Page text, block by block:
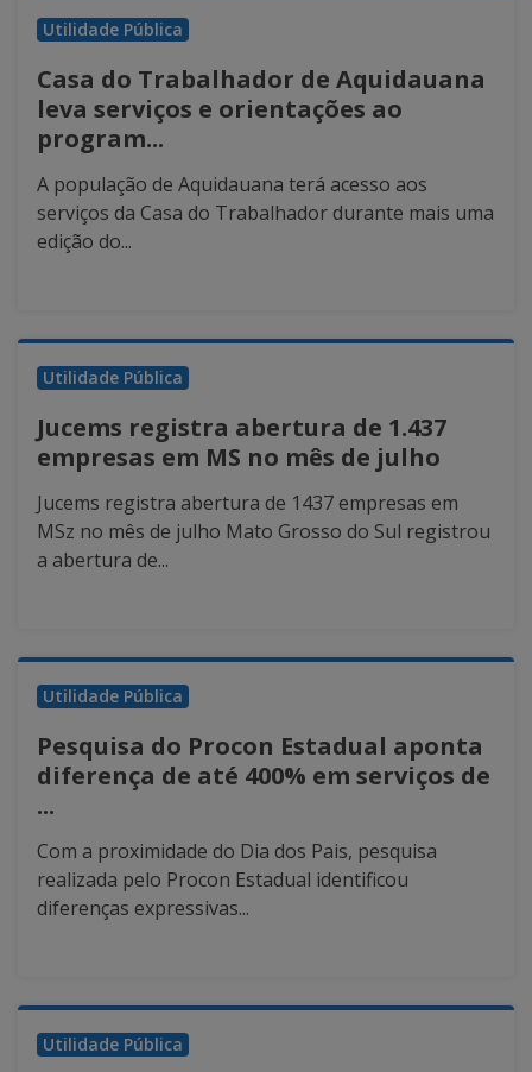
Utilidade Pública
Casa do Trabalhador de Aquidauana
leva serviços e orientações ao
program...
A população de Aquidauana terá acesso aos
serviços da Casa do Trabalhador durante mais uma
edição do...
Utilidade Pública
Jucems registra abertura de 1.437
empresas em MS no mês de julho
Jucems registra abertura de 1437 empresas em
MSz no mês de julho Mato Grosso do Sul registrou
a abertura de...
Utilidade Pública
Pesquisa do Procon Estadual aponta
diferença de até 400% em serviços de
...
Com a proximidade do Dia dos Pais, pesquisa
realizada pelo Procon Estadual identificou
diferenças expressivas...
Utilidade Pública